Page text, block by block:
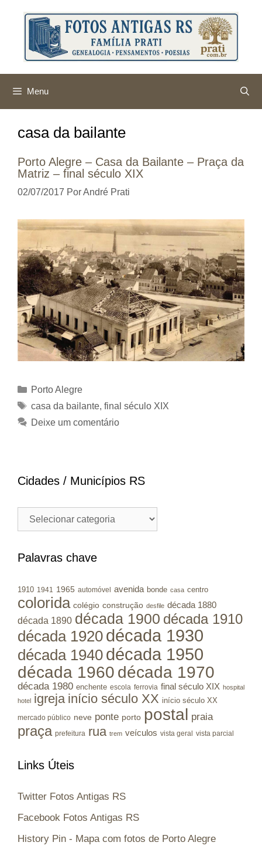
conteúdo
Menu
casa da bailante
Porto Alegre – Casa da Bailante – Praça da
Matriz – final século XIX
02/07/2017 PorAndré Prati
Categorias
Porto Alegre
Tags
casa da bailante, final século XIX
Deixe um comentário
Cidades / Municípios RS
Cidades
Municípios
Palavras chave
1910 1941 1965 automóvel avenida bonde casa centro
colorida colégio construção desfile década 1880
década 1890 década 1900 década 1910
década 1920 década 1930
década 1940 década 1950
década 1960 década 1970
década 1980 enchente escola ferrovia final século XIX hospital
hotel igreja início século XX início século XX
mercado público neve ponte porto postal praia
praça prefeitura rua trem veículos vista geral vista parcial
Links Úteis
Twitter Fotos Antigas RS
Facebook Fotos Antigas RS
History Pin - Mapa com fotos de Porto Alegre